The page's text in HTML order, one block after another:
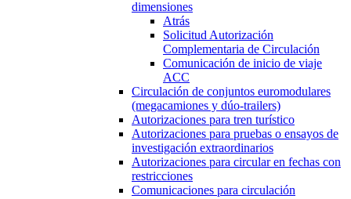
dimensiones
Atrás
Solicitud Autorización
Complementaria de Circulación
Comunicación de inicio de viaje
ACC
Circulación de conjuntos euromodulares
(megacamiones y dúo-trailers)
Autorizaciones para tren turístico
Autorizaciones para pruebas o ensayos de
investigación extraordinarios
Autorizaciones para circular en fechas con
restricciones
Comunicaciones para circulación